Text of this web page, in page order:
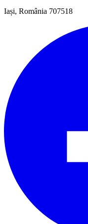
Iași, România 707518